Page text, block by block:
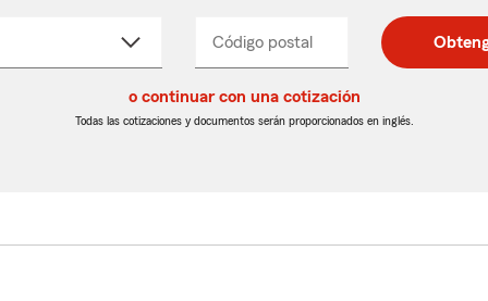
Código postal
postal
de
postal
de
_____
o continuar con una cotización
Todas las cotizaciones y documentos serán proporcionados en inglés.